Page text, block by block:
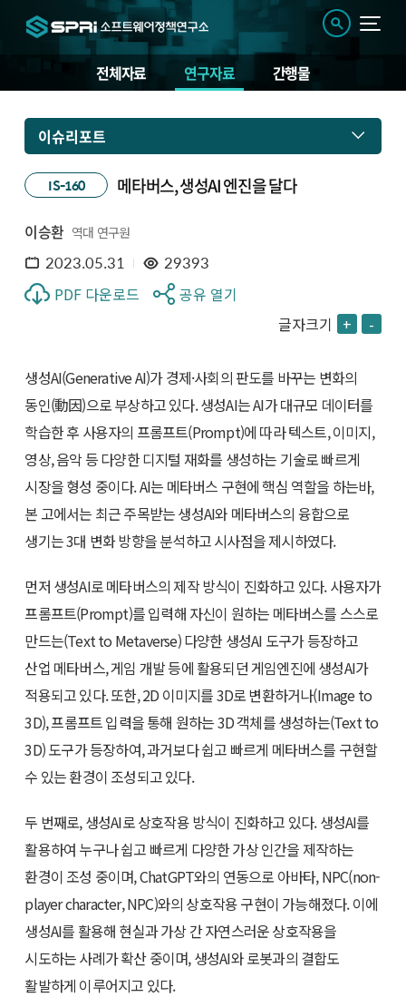
전체자료 연구자료 간행물
이슈리포트
IS-160 메타버스, 생성AI 엔진을 달다
이승환 역대 연구원
2023.05.31 29393
PDF 다운로드
공유 열기
글자크기 + -
생성AI(Generative AI)가 경제·사회의 판도를 바꾸는 변화의
동인(動因)으로 부상하고 있다. 생성AI는 AI가 대규모 데이터를
학습한 후 사용자의 프롬프트(Prompt)에 따라 텍스트, 이미지,
영상, 음악 등 다양한 디지털 재화를 생성하는 기술로 빠르게
시장을 형성 중이다. AI는 메타버스 구현에 핵심 역할을 하는바,
본 고에서는 최근 주목받는 생성AI와 메타버스의 융합으로
생기는 3대 변화 방향을 분석하고 시사점을 제시하였다.
먼저 생성AI로 메타버스의 제작 방식이 진화하고 있다. 사용자가
프롬프트(Prompt)를 입력해 자신이 원하는 메타버스를 스스로
만드는(Text to Metaverse) 다양한 생성AI 도구가 등장하고
산업 메타버스, 게임 개발 등에 활용되던 게임엔진에 생성AI가
적용되고 있다. 또한, 2D 이미지를 3D로 변환하거나(Image to
3D), 프롬프트 입력을 통해 원하는 3D 객체를 생성하는(Text to
3D) 도구가 등장하여, 과거보다 쉽고 빠르게 메타버스를 구현할
수 있는 환경이 조성되고 있다.
두 번째로, 생성AI로 상호작용 방식이 진화하고 있다. 생성AI를
활용하여 누구나 쉽고 빠르게 다양한 가상 인간을 제작하는
환경이 조성 중이며, ChatGPT와의 연동으로 아바타, NPC(non-
player character, NPC)와의 상호작용 구현이 가능해졌다. 이에
생성AI를 활용해 현실과 가상 간 자연스러운 상호작용을
시도하는 사례가 확산 중이며, 생성AI와 로봇과의 결합도
활발하게 이루어지고 있다.